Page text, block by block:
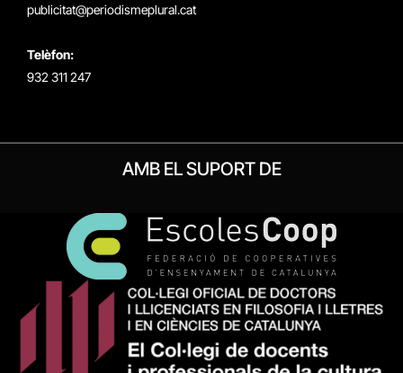
publicitat@periodismeplural.cat
Telèfon:
932 311 247
AMB EL SUPORT DE